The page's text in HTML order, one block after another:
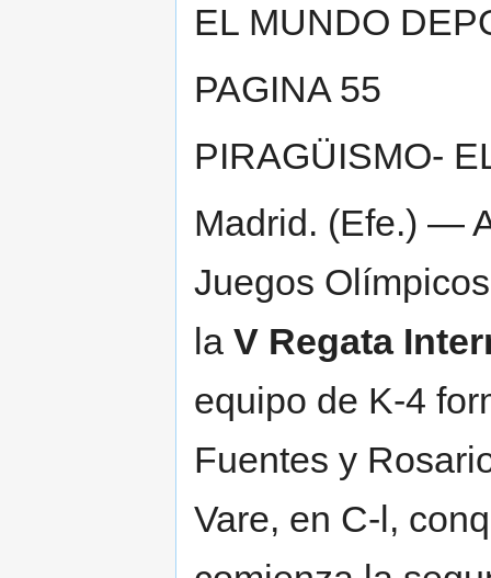
EL MUNDO
PAGINA 55
PIRAGÜISMO-
Madrid. (Efe.) —
Juegos
la V Regata
equipo de K-4
Fuentes y
Vare, en C-l,